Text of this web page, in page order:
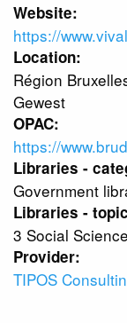
Website:
https://
Location:
Région
Gewest
OPAC:
https://
Libraries -
Government
Libraries -
3 Social
Provider:
TIPOS